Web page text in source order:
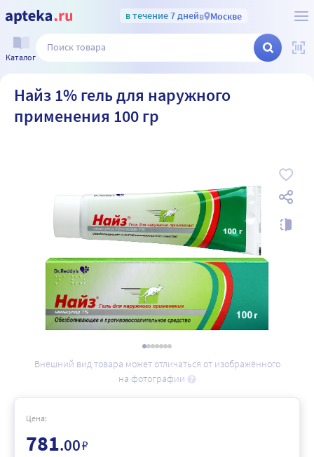
в течение 7 днейв Москве
Каталог
Найз 1% гель для наружного
применения 100 гр
Внешний вид товара может отличаться от изображённого
на фотографии
Цена:
781.00₽